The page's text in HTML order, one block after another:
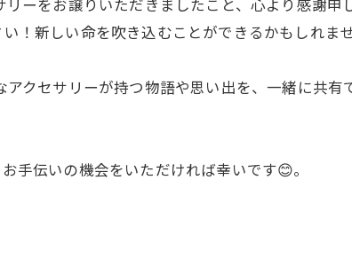
ーをお譲りいただきましたこと、心より感謝申
！新しい命を吹き込むことができるかもしれませ
クセサリーが持つ物語や思い出を、一緒に共有
手伝いの機会をいただければ幸いです😊。